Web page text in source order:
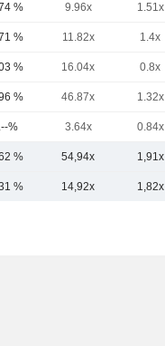
% 9.96x 1.51x
% 11.82x 1.4x
% 16.04x 0.8x
% 46.87x 1.32x
% 3.64x 0.84x
% 54,94x 1,91x
% 14,92x 1,82x